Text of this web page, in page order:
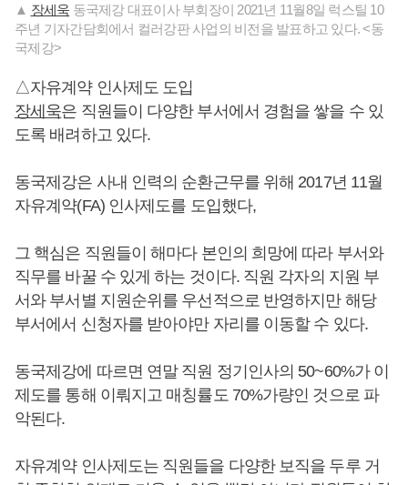
▲ 장세욱 동국제강 대표이사 부회장이 2021년 11월8일 럭스틸 10
주년 기자간담회에서 컬러강판 사업의 비전을 발표하고 있다. <동
국제강>
△자유계약 인사제도 도입
장세욱은 직원들이 다양한 부서에서 경험을 쌓을 수 있
도록 배려하고 있다.
동국제강은 사내 인력의 순환근무를 위해 2017년 11월
자유계약(FA) 인사제도를 도입했다,
그 핵심은 직원들이 해마다 본인의 희망에 따라 부서와
직무를 바꿀 수 있게 하는 것이다. 직원 각자의 지원 부
서와 부서별 지원순위를 우선적으로 반영하지만 해당
부서에서 신청자를 받아야만 자리를 이동할 수 있다.
동국제강에 따르면 연말 직원 정기인사의 50~60%가 이
제도를 통해 이뤄지고 매칭률도 70%가량인 것으로 파
악된다.
자유계약 인사제도는 직원들을 다양한 보직을 두루 거